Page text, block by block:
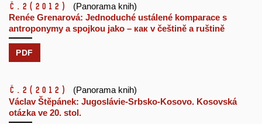
č.2 (2012)
(Panorama knih)
Renée Grenarová: Jednoduché ustálené komparace s
antroponymy a spojkou jako – как v češtině a ruštině
PDF
č.2 (2012)
(Panorama knih)
Václav Štěpánek: Jugoslávie-Srbsko-Kosovo. Kosovská
otázka ve 20. stol.